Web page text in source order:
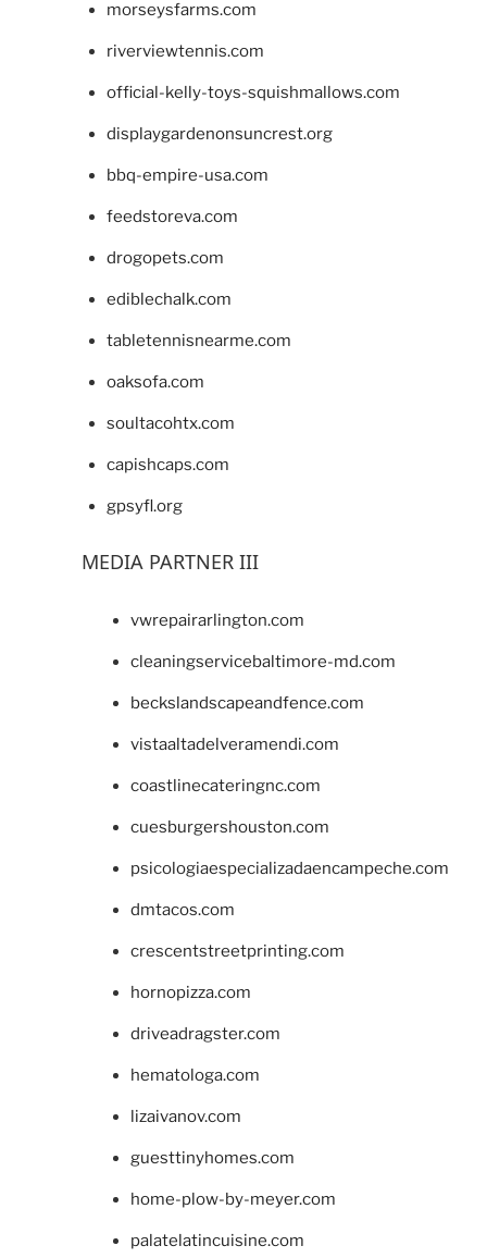
morseysfarms.com
riverviewtennis.com
official-kelly-toys-squishmallows.com
displaygardenonsuncrest.org
bbq-empire-usa.com
feedstoreva.com
drogopets.com
ediblechalk.com
tabletennisnearme.com
oaksofa.com
soultacohtx.com
capishcaps.com
gpsyfl.org
MEDIA PARTNER III
vwrepairarlington.com
cleaningservicebaltimore-md.com
beckslandscapeandfence.com
vistaaltadelveramendi.com
coastlinecateringnc.com
cuesburgershouston.com
psicologiaespecializadaencampeche.com
dmtacos.com
crescentstreetprinting.com
hornopizza.com
driveadragster.com
hematologa.com
lizaivanov.com
guesttinyhomes.com
home-plow-by-meyer.com
palatelatincuisine.com